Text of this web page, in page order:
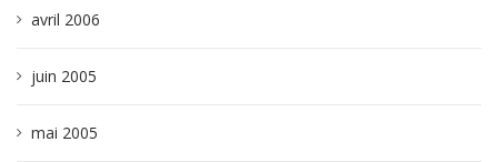
avril 2006
juin 2005
mai 2005